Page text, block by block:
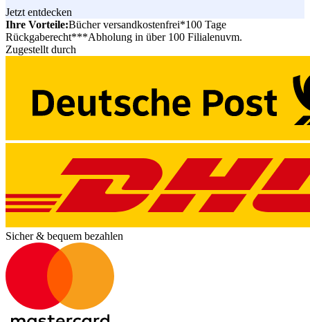
Jetzt entdecken
Ihre Vorteile:Bücher versandkostenfrei*100 Tage
Rückgaberecht***Abholung in über 100 Filialenuvm.
Zugestellt durch
Sicher & bequem bezahlen